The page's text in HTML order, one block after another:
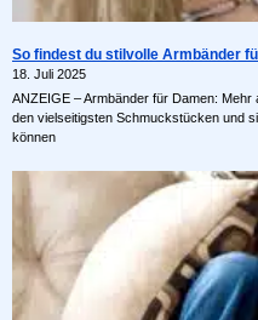
So findest du stilvolle Armbänder
18. Juli 2025
ANZEIGE – Armbänder für Damen:
den vielseitigsten Schmuckstücken und
können